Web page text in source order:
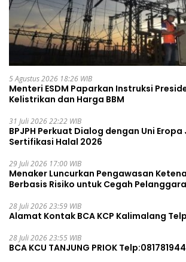
5 Agustus 2026 18:26 WIB
Menteri ESDM Paparkan Instruksi
Kelistrikan dan Harga BBM
31 Juli 2026 22:22 WIB
BPJPH Perkuat Dialog dengan Uni
Sertifikasi Halal 2026
29 Juli 2026 17:00 WIB
Menaker Luncurkan Pengawasan
Berbasis Risiko untuk Cegah
28 Juli 2026 23:59 WIB
Alamat Kontak BCA KCP Kalimalang
28 Juli 2026 23:55 WIB
BCA KCU TANJUNG PRIOK